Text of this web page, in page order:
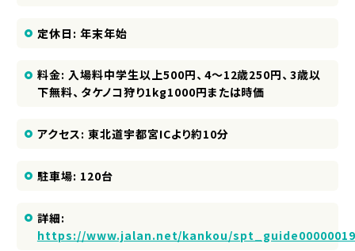
定休日: 年末年始
料金: 入場料中学生以上500円、4～12歳250円、3歳以
下無料、タケノコ狩り1kg1000円または時価
アクセス: 東北道宇都宮ICより約10分
駐車場: 120台
詳細:
https://www.jalan.net/kankou/